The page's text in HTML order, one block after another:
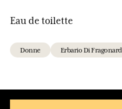
Eau de toilette
Donne Erbario Di Fragonard